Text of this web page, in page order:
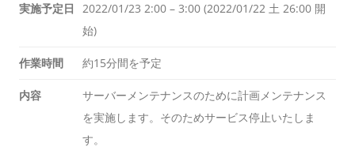
実施予定日
2022/01/23 2:00 – 3:00 (2022/01/22 土 26:00 開
始)
作業時間 約15分間を予定
内容
サーバーメンテナンスのために計画メンテナンス
を実施します。そのためサービス停止いたしま
す。